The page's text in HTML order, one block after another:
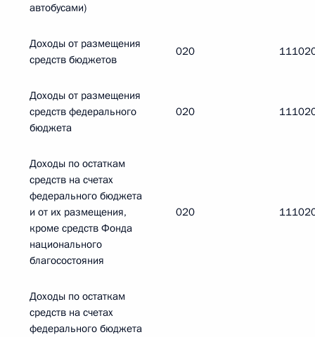
автобусами)
Доходы от размещения
средств бюджетов
020
Доходы от размещения
средств федерального
бюджета
020
Доходы по остаткам
средств на счетах
федерального бюджета
и от их размещения,
кроме средств Фонда
национального
благосостояния
020
Доходы по остаткам
средств на счетах
федерального бюджета